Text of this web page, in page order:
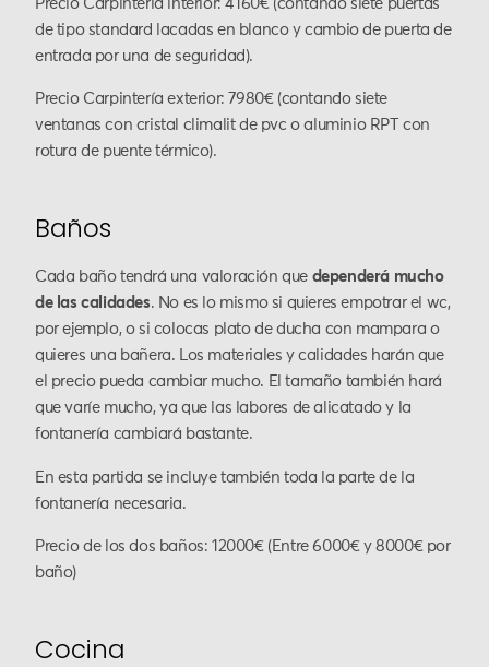
Precio Carpintería interior: 4160€ (contando siete puertas
de tipo standard lacadas en blanco y cambio de puerta de
entrada por una de seguridad).
Precio Carpintería exterior: 7980€ (contando siete
ventanas con cristal climalit de pvc o aluminio RPT con
rotura de puente térmico).
Baños
Cada baño tendrá una valoración que dependerá mucho
de las calidades. No es lo mismo si quieres empotrar el wc,
por ejemplo, o si colocas plato de ducha con mampara o
quieres una bañera. Los materiales y calidades harán que
el precio pueda cambiar mucho. El tamaño también hará
que varíe mucho, ya que las labores de alicatado y la
fontanería cambiará bastante.
En esta partida se incluye también toda la parte de la
fontanería necesaria.
Precio de los dos baños: 12000€ (Entre 6000€ y 8000€ por
baño)
Cocina